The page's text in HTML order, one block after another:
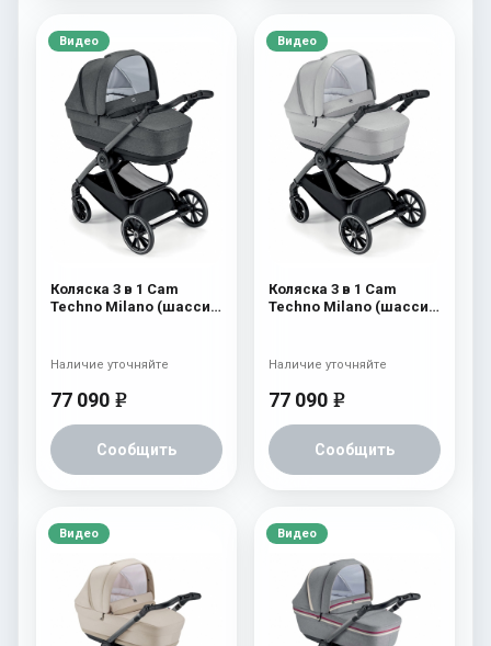
Видео
Коляска 3 в 1 Cam
Techno Milano (шасси
77 090 e
Сообщить
Наличие уточняйте
Видео
Коляска 3 в 1 Cam
Techno Milano (шасси
77 090 e
Сообщить
Наличие уточняйте
Видео Видео